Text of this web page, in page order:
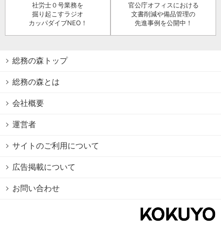
社労士０号業務を
掘り起こすラジオ
カッパダイブNEO！
官公庁オフィスにおける
文書削減や備品管理の
先進事例を公開中！
総務の森トップ
総務の森とは
会社概要
運営者
サイトのご利用について
広告掲載について
お問い合わせ